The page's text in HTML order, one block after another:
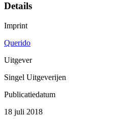
Details
Imprint
Querido
Uitgever
Singel Uitgeverijen
Publicatiedatum
18 juli 2018